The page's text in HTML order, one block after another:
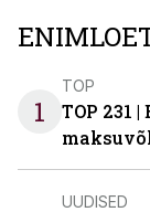
1
TOP
TOP 231
UUDISED